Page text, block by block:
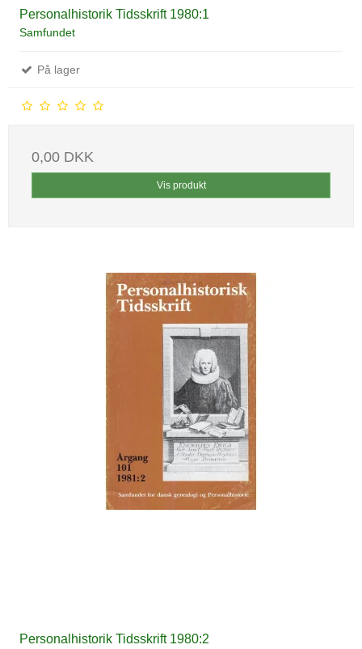
Personalhistorik Tidsskrift 1980:1
Samfundet
På lager
0,00 DKK
Vis produkt
Personalhistorik Tidsskrift 1980:2